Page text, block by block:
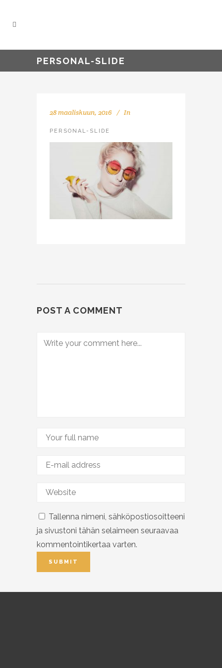
PERSONAL-SLIDE
28 maaliskuun, 2016 In
PERSONAL-SLIDE
POST A COMMENT
Tallenna nimeni, sähköpostiosoitteeni
ja sivustoni tähän selaimeen seuraavaa
kommentointikertaa varten.